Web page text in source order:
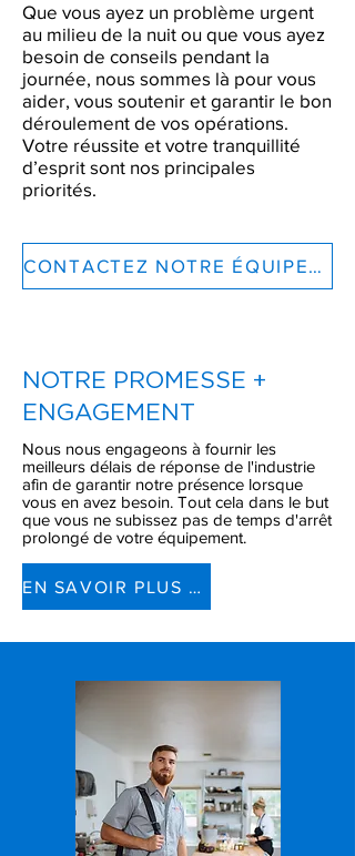
Que vous ayez un problème urgent
au milieu de la nuit ou que vous ayez
besoin de conseils pendant la
journée, nous sommes là pour vous
aider, vous soutenir et garantir le bon
déroulement de vos opérations.
Votre réussite et votre tranquillité
d’esprit sont nos principales
priorités.
CONTACTEZ NOTRE ÉQUIPE ⟶
NOTRE PROMESSE +
ENGAGEMENT
Nous nous engageons à fournir les
meilleurs délais de réponse de l'industrie
afin de garantir notre présence lorsque
vous en avez besoin. Tout cela dans le but
que vous ne subissez pas de temps d'arrêt
prolongé de votre équipement.
EN SAVOIR PLUS ⟶